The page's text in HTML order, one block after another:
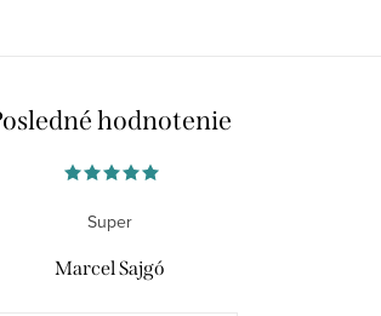
hodnotenie
Super
Marcel Sajgó